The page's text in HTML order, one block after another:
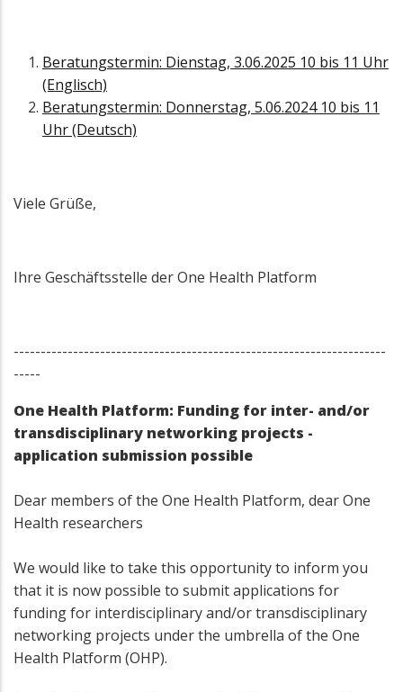
Beratungstermin: Dienstag, 3.06.2025 10 bis 11 Uhr
(Englisch)
Beratungstermin: Donnerstag, 5.06.2024 10 bis 11
Uhr (Deutsch)
Viele Grüße,
Ihre Geschäftsstelle der One Health Platform
---------------------------------------------------------------------
-----
One Health Platform: Funding for inter- and/or
transdisciplinary networking projects -
application submission possible
Dear members of the One Health Platform, dear One
Health researchers
We would like to take this opportunity to inform you
that it is now possible to submit applications for
funding for interdisciplinary and/or transdisciplinary
networking projects under the umbrella of the One
Health Platform (OHP).